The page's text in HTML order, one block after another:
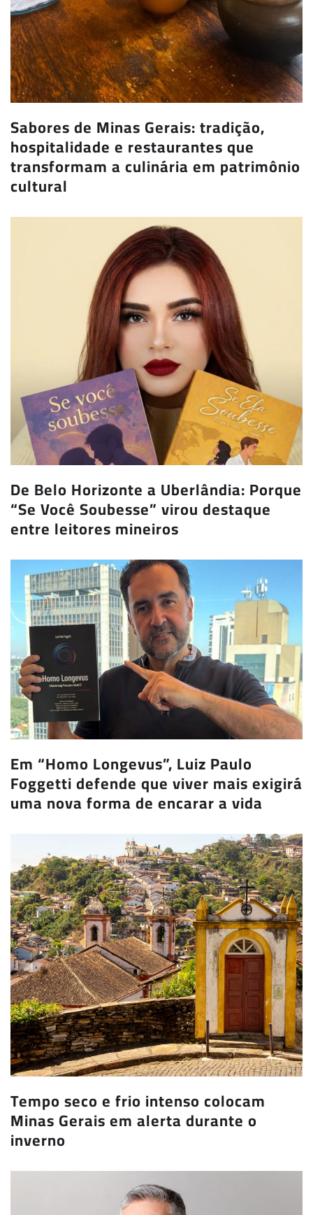
Sabores de Minas Gerais: tradição,
hospitalidade e restaurantes que
transformam a culinária em patrimônio
cultural
De Belo Horizonte a Uberlândia: Porque
“Se Você Soubesse” virou destaque
entre leitores mineiros
Em “Homo Longevus”, Luiz Paulo
Foggetti defende que viver mais exigirá
uma nova forma de encarar a vida
Tempo seco e frio intenso colocam
Minas Gerais em alerta durante o
inverno